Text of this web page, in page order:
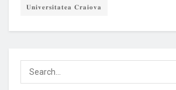
𝐔𝐧𝐢𝐯𝐞𝐫𝐬𝐢𝐭𝐚𝐭𝐞𝐚 𝐂𝐫𝐚𝐢𝐨𝐯𝐚